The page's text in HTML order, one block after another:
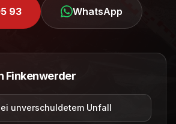
93 WhatsApp
Finkenwerder
unverschuldetem Unfall